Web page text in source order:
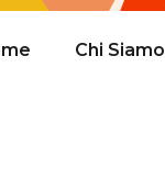
Chi Siamo